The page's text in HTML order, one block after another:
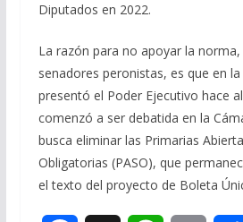
Diputados en 2022.
La razón para no apoyar la
senadores peronistas, es que en
presentó el Poder Ejecutivo hace
comenzó a ser debatida en la
busca eliminar las Primarias
Obligatorias (PASO), que
el texto del proyecto de Boleta